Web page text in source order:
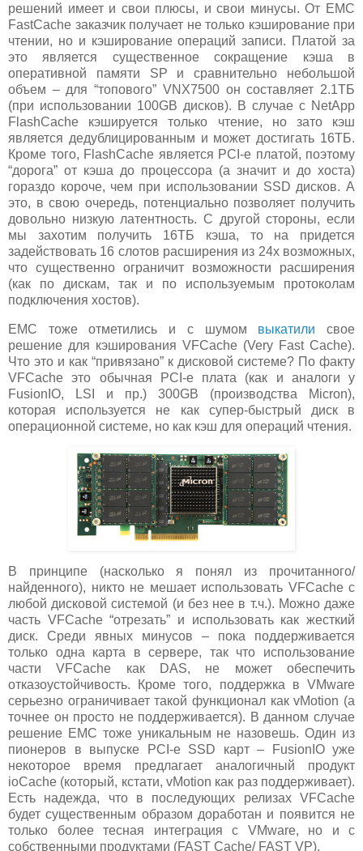
решений имеет и свои плюсы, и свои минусы. От EMC
FastCache заказчик получает не только кэширование при
чтении, но и кэширование операций записи. Платой за
это является существенное сокращение кэша в
оперативной памяти SP и сравнительно небольшой
объем – для “топового” VNX7500 он составляет 2.1ТБ
(при использовании 100GB дисков). В случае с NetApp
FlashCache кэшируется только чтение, но зато кэш
является дедублицированным и может достигать 16ТБ.
Кроме того, FlashCache является PCI-e платой, поэтому
“дорога” от кэша до процессора (а значит и до хоста)
гораздо короче, чем при использовании SSD дисков. А
это, в свою очередь, потенциально позволяет получить
довольно низкую латентность. С другой стороны, если
мы захотим получить 16ТБ кэша, то на придется
задействовать 16 слотов расширения из 24х возможных,
что существенно ограничит возможности расширения
(как по дискам, так и по используемым протоколам
подключения хостов).
EMC тоже отметились и с шумом выкатили свое
решение для кэширования VFCache (Very Fast Cache).
Что это и как “привязано” к дисковой системе? По факту
VFCache это обычная PCI-e плата (как и аналоги у
FusionIO, LSI и пр.) 300GB (производства Micron),
которая используется не как супер-быстрый диск в
операционной системе, но как кэш для операций чтения.
В принципе (насколько я понял из прочитанного/
найденного), никто не мешает использовать VFCache с
любой дисковой системой (и без нее в т.ч.). Можно даже
часть VFCache “отрезать” и использовать как жесткий
диск. Среди явных минусов – пока поддерживается
только одна карта в сервере, так что использование
части VFCache как DAS, не может обеспечить
отказоустойчивость. Кроме того, поддержка в VMware
серьезно ограничивает такой функционал как vMotion (а
точнее он просто не поддерживается). В данном случае
решение EMC тоже уникальным не назовешь. Один из
пионеров в выпуске PCI-e SSD карт – FusionIO уже
некоторое время предлагает аналогичный продукт
ioCache (который, кстати, vMotion как раз поддерживает).
Есть надежда, что в последующих релизах VFCache
будет существенным образом доработан и появится не
только более тесная интеграция с VMware, но и с
собственными продуктами (FAST Cache/ FAST VP).